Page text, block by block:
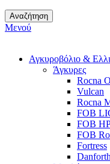
Αναζήτηση
Μενού
Αγκυροβόλιο &
Άγκυρες
Rocna
Vulcan
Rocna
FOB
FOB
FOB
Fortress
Danforth